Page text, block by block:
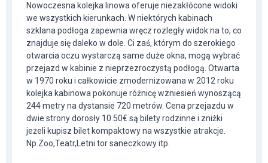
Nowoczesna kolejka linowa oferuje niezakłócone widoki
we wszystkich kierunkach. W niektórych kabinach
szklana podłoga zapewnia wręcz rozległy widok na to, co
znajduje się daleko w dole. Ci zaś, którym do szerokiego
otwarcia oczu wystarczą same duże okna, mogą wybrać
przejazd w kabinie z nieprzezroczystą podłogą. Otwarta
w 1970 roku i całkowicie zmodernizowana w 2012 roku
kolejka kabinowa pokonuje różnicę wzniesień wynoszącą
244 metry na dystansie 720 metrów. Cena przejazdu w
dwie strony dorosły 10.50€ są bilety rodzinne i zniżki
jeżeli kupisz bilet kompaktowy na wszystkie atrakcje.
Np.Zoo,Teatr,Letni tor saneczkowy itp.